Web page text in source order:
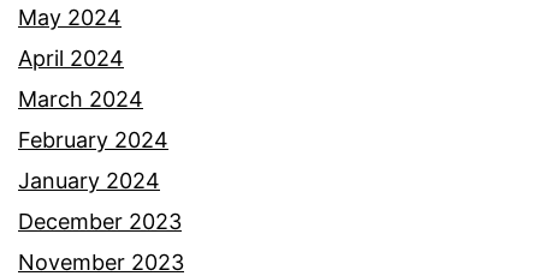
May 2024
April 2024
March 2024
February 2024
January 2024
December 2023
November 2023